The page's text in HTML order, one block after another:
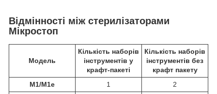
Відмінності між стерилізаторами
Мікростоп
Модель
Кількість наборів
інструментів у
крафт-пакеті
Кількість наборів
інструментів без
крафт пакету
М1/М1е
1
2